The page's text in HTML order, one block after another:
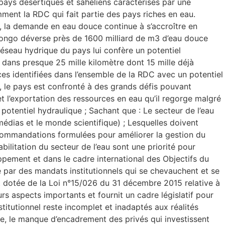
désertiques et sahéliens caractérisés par une
la RDC qui fait partie des pays riches en eau.
demande en eau douce continue à s’accroître en
déverse près de 1600 milliard de m3 d’eau douce
hydrique du pays lui confère un potentiel
presque 25 mille kilomètre dont 15 mille déjà
identifiées dans l’ensemble de la RDC avec un potentiel
le pays est confronté à des grands défis pouvant
des ressources en eau qu’il regorge malgré
hydraulique ; Sachant que : Le secteur de l’eau
et le monde scientifique) ; Lesquelles doivent
formulées pour améliorer la gestion du
du secteur de l’eau sont une priorité pour
et dans le cadre international des Objectifs du
des mandats institutionnels qui se chevauchent et se
dotée de la Loi n°15/026 du 31 décembre 2015 relative à
aspects importants et fournit un cadre législatif pour
reste incomplet et inadaptés aux réalités
le manque d’encadrement des privés qui investissent